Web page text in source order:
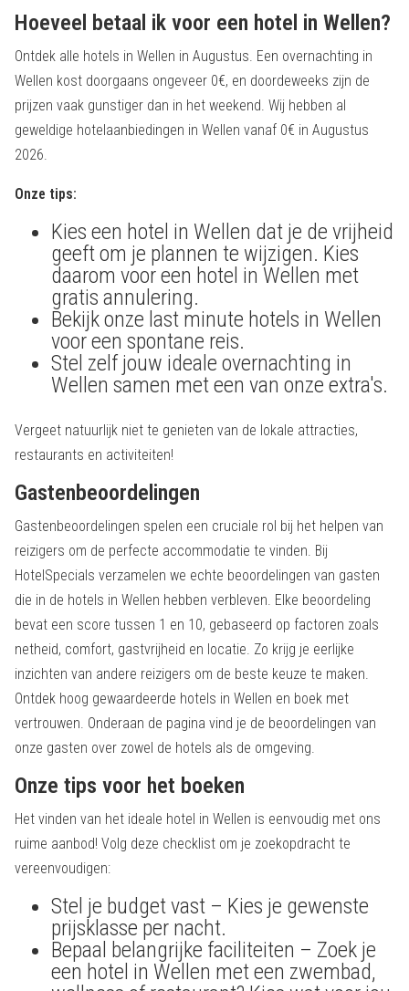
Hoeveel betaal ik voor een hotel in Wellen?
Ontdek alle hotels in Wellen in Augustus. Een overnachting in
Wellen kost doorgaans ongeveer 0€, en doordeweeks zijn de
prijzen vaak gunstiger dan in het weekend. Wij hebben al
geweldige hotelaanbiedingen in Wellen vanaf 0€ in Augustus
2026.
Onze tips:
Kies een hotel in Wellen dat je de vrijheid
geeft om je plannen te wijzigen. Kies
daarom voor een hotel in Wellen met
gratis annulering.
Bekijk onze last minute hotels in Wellen
voor een spontane reis.
Stel zelf jouw ideale overnachting in
Wellen samen met een van onze extra's.
Vergeet natuurlijk niet te genieten van de lokale attracties,
restaurants en activiteiten!
Gastenbeoordelingen
Gastenbeoordelingen spelen een cruciale rol bij het helpen van
reizigers om de perfecte accommodatie te vinden. Bij
HotelSpecials verzamelen we echte beoordelingen van gasten
die in de hotels in Wellen hebben verbleven. Elke beoordeling
bevat een score tussen 1 en 10, gebaseerd op factoren zoals
netheid, comfort, gastvrijheid en locatie. Zo krijg je eerlijke
inzichten van andere reizigers om de beste keuze te maken.
Ontdek hoog gewaardeerde hotels in Wellen en boek met
vertrouwen. Onderaan de pagina vind je de beoordelingen van
onze gasten over zowel de hotels als de omgeving.
Onze tips voor het boeken
Het vinden van het ideale hotel in Wellen is eenvoudig met ons
ruime aanbod! Volg deze checklist om je zoekopdracht te
vereenvoudigen:
Stel je budget vast – Kies je gewenste
prijsklasse per nacht.
Bepaal belangrijke faciliteiten – Zoek je
een hotel in Wellen met een zwembad,